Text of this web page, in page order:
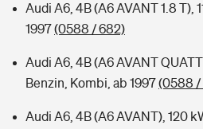
Audi A6, 4B (A6 AVANT 1.8 T),
1997(0588 / 682)
Audi A6, 4B (A6 AVANT
Benzin, Kombi, ab 1997(0588 /
Audi A6, 4B (A6 AVANT), 120